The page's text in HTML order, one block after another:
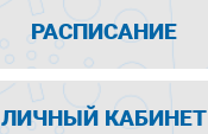
РАСПИСАНИЕ
ЛИЧНЫЙ КАБИНЕТ